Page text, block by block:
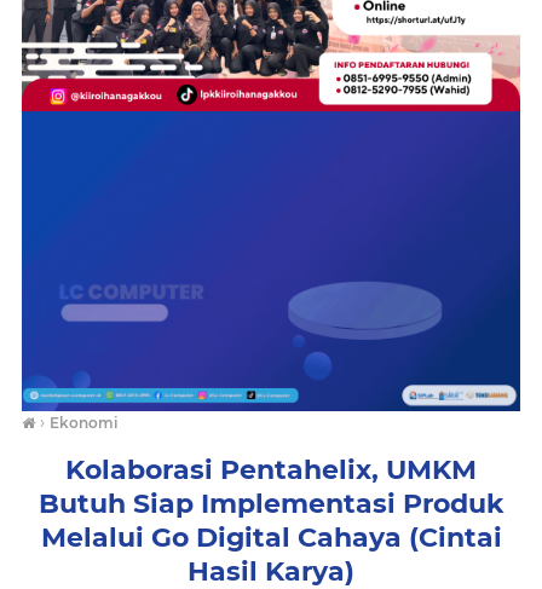
› Ekonomi
Kolaborasi Pentahelix, UMKM
Butuh Siap Implementasi Produk
Melalui Go Digital Cahaya (Cintai
Hasil Karya)